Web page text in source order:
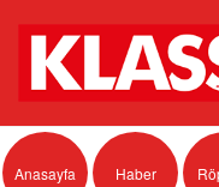
Anasayfa Haber